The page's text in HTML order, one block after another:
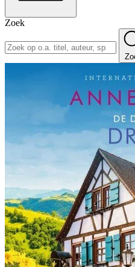
Zoek